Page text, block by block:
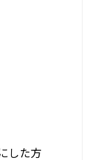
した方